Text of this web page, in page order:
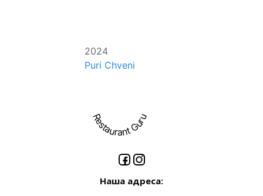
2024
Puri Chveni
Restaurant Guru
Наша адреса: